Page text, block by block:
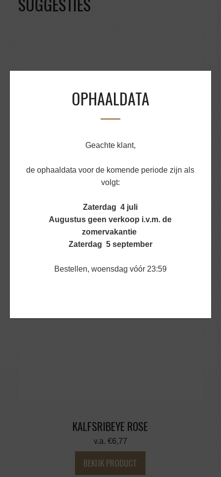
OPHAALDATA
Geachte klant,
de ophaaldata voor de komende periode zijn als
volgt:
Zaterdag 4 juli
Augustus geen verkoop i.v.m. de
zomervakantie
Zaterdag 5 september
Bestellen, woensdag vóór 23:59
€9,10
BEKIJK PRODUCT
KALFSRIBEYE ROSE
v.a. €6,77
BEKIJK PRODUCT